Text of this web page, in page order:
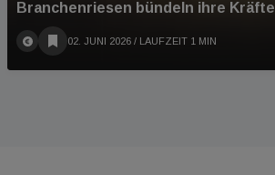
Branchenriesen bündeln ihre Kräfte
02. JUNI 2026 / LAUFZEIT 1 MIN